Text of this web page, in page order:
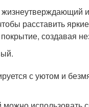
и
расставить
создавая
с уютом и